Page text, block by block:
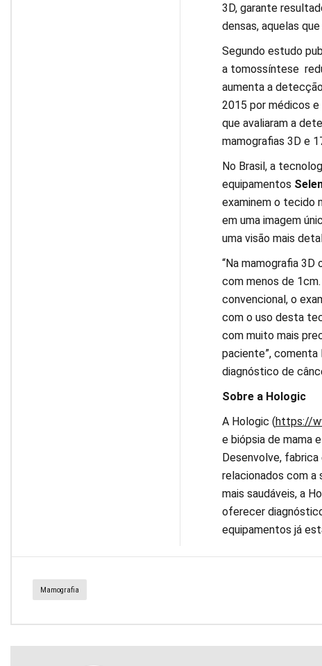
3D, garante
densas, aquelas
Segundo estudo
a tomossíntese
aumenta a
2015 por médicos e
que avaliaram a
mamografias 3D e
No Brasil, a
equipamentos
examinem o tecido
em uma imagem
uma visão mais
“Na mamografia
com menos de
convencional, o
com o uso desta
com muito mais
paciente”, comenta
diagnóstico de
Sobre a Hologic
A Hologic (https://
e biópsia de mama
Desenvolve,
relacionados com a
mais saudáveis, a
oferecer
equipamentos já
Mamografia